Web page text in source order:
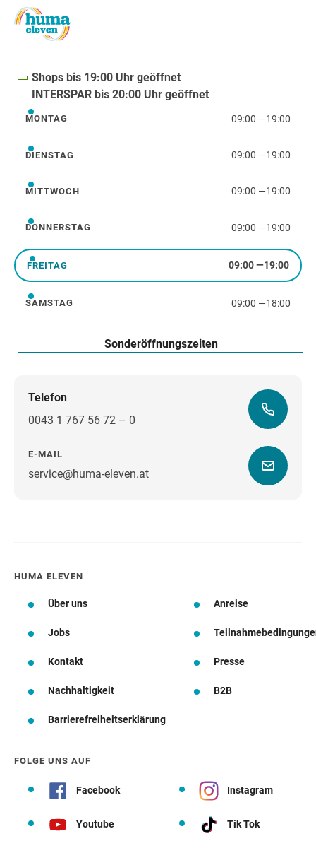
Shops bis 19:00 Uhr geöffnet
INTERSPAR bis 20:00 Uhr geöffnet
Montag
MONTAG 09:00 —19:00
Dienstag
DIENSTAG 09:00 —19:00
Mittwoch
MITTWOCH 09:00 —19:00
Donnerstag
DONNERSTAG 09:00 —19:00
Freitag
FREITAG 09:00—19:00
Samstag
SAMSTAG 09:00 —18:00
Sonderöffnungszeiten
Telefon
0043 1 767 56 72 – 0
E-MAIL
service@huma-eleven.atWegbeschreibung
HUMA ELEVEN
Über uns Anreise
Jobs
Kontakt Presse
Nachhaltigkeit B2B
Barrierefreiheitserklärung
FOLGE UNS AUF
Facebook Instagram
Youtube Tik Tok